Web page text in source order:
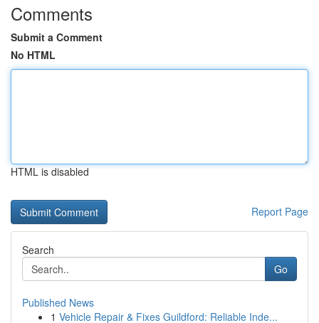
Comments
Submit a Comment
No HTML
HTML is disabled
Report Page
Search
Go
Published News
1 Vehicle Repair & Fixes Guildford: Reliable Inde...